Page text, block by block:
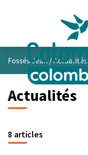
Fossés Jean/Actualités
Actualités
8 articles